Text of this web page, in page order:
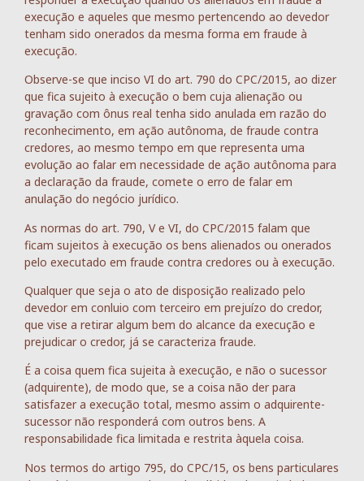
execução e aqueles que mesmo pertencendo ao devedor
tenham sido onerados da mesma forma em fraude à
execução.
Observe-se que inciso VI do art. 790 do CPC/2015, ao dizer
que fica sujeito à execução o bem cuja alienação ou
gravação com ônus real tenha sido anulada em razão do
reconhecimento, em ação autônoma, de fraude contra
credores, ao mesmo tempo em que representa uma
evolução ao falar em necessidade de ação autônoma para
a declaração da fraude, comete o erro de falar em
anulação do negócio jurídico.
As normas do art. 790, V e VI, do CPC/2015 falam que
ficam sujeitos à execução os bens alienados ou onerados
pelo executado em fraude contra credores ou à execução.
Qualquer que seja o ato de disposição realizado pelo
devedor em conluio com terceiro em prejuízo do credor,
que vise a retirar algum bem do alcance da execução e
prejudicar o credor, já se caracteriza fraude.
É a coisa quem fica sujeita à execução, e não o sucessor
(adquirente), de modo que, se a coisa não der para
satisfazer a execução total, mesmo assim o adquirente-
sucessor não responderá com outros bens. A
responsabilidade fica limitada e restrita àquela coisa.
Nos termos do artigo 795, do CPC/15, os bens particulares